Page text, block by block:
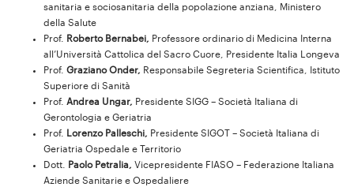
sanitaria e sociosanitaria della popolazione anziana, Ministero
della Salute
Prof. Roberto Bernabei, Professore ordinario di Medicina Interna
all’Università Cattolica del Sacro Cuore, Presidente Italia Longeva
Prof. Graziano Onder, Responsabile Segreteria Scientifica, Istituto
Superiore di Sanità
Prof. Andrea Ungar, Presidente SIGG – Società Italiana di
Gerontologia e Geriatria
Prof. Lorenzo Palleschi, Presidente SIGOT – Società Italiana di
Geriatria Ospedale e Territorio
Dott. Paolo Petralia, Vicepresidente FIASO – Federazione Italiana
Aziende Sanitarie e Ospedaliere